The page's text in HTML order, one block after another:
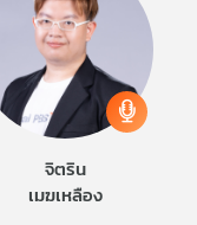
จิตริน
เมฆเหลือง